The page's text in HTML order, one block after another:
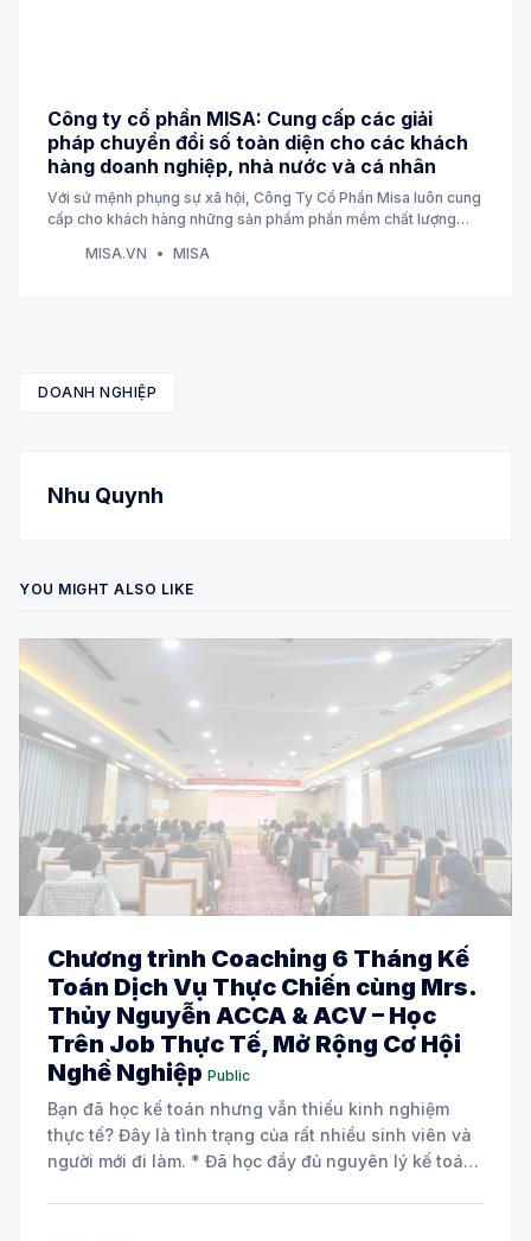
Công ty cổ phần MISA: Cung cấp các giải
pháp chuyển đổi số toàn diện cho các khách
hàng doanh nghiệp, nhà nước và cá nhân
Với sứ mệnh phụng sự xã hội, Công Ty Cổ Phần Misa luôn cung
cấp cho khách hàng những sản phẩm phần mềm chất lượng
phục vụ 365 ngày/năm và 24 giờ/ngày
MISA.VN MISA
DOANH NGHIỆP
Nhu Quynh
YOU MIGHT ALSO LIKE
Chương trình Coaching 6 Tháng Kế
Toán Dịch Vụ Thực Chiến cùng Mrs.
Thủy Nguyễn ACCA & ACV – Học
Trên Job Thực Tế, Mở Rộng Cơ Hội
Nghề Nghiệp Public
Bạn đã học kế toán nhưng vẫn thiếu kinh nghiệm
thực tế? Đây là tình trạng của rất nhiều sinh viên và
người mới đi làm. * Đã học đầy đủ nguyên lý kế toán